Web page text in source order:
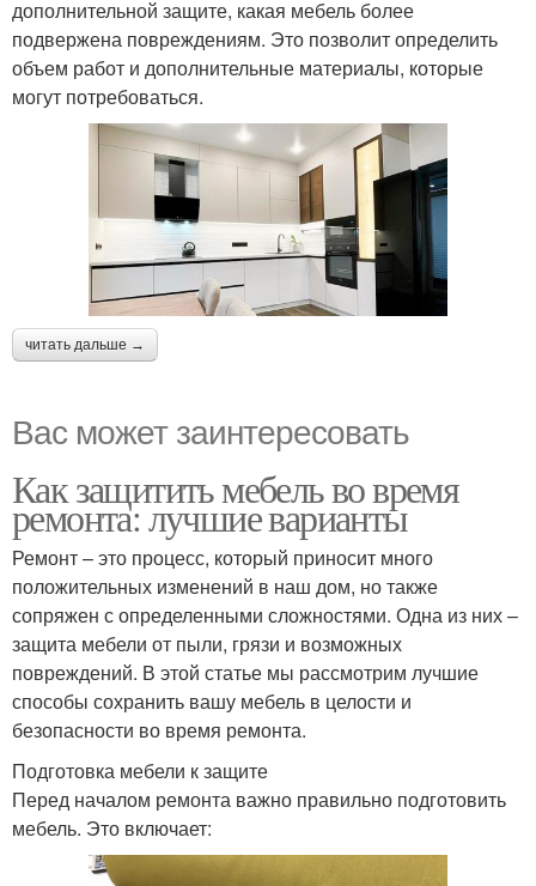
дополнительной защите, какая мебель более
подвержена повреждениям. Это позволит определить
объем работ и дополнительные материалы, которые
могут потребоваться.
читать дальше →
Вас может заинтересовать
Как защитить мебель во время
ремонта: лучшие варианты
Ремонт – это процесс, который приносит много
положительных изменений в наш дом, но также
сопряжен с определенными сложностями. Одна из них –
защита мебели от пыли, грязи и возможных
повреждений. В этой статье мы рассмотрим лучшие
способы сохранить вашу мебель в целости и
безопасности во время ремонта.
Подготовка мебели к защите
Перед началом ремонта важно правильно подготовить
мебель. Это включает: